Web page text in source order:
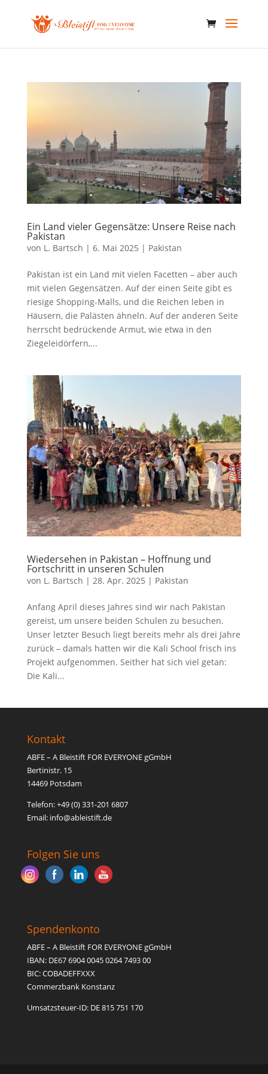
Ein Land vieler Gegensätze: Unsere Reise nach
Pakistan
von L. Bartsch | 6. Mai 2025 | Pakistan
Pakistan ist ein Land mit vielen Facetten – aber auch
mit vielen Gegensätzen. Auf der einen Seite gibt es
riesige Shopping-Malls, und die Reichen leben in
Häusern, die Palästen ähneln. Auf der anderen Seite
herrscht bedrückende Armut, wie etwa in den
Ziegeleidörfern,...
Wiedersehen in Pakistan – Hoffnung und
Fortschritt in unseren Schulen
von L. Bartsch | 28. Apr. 2025 | Pakistan
Anfang April dieses Jahres sind wir nach Pakistan
gereist, um unsere beiden Schulen zu besuchen.
Unser letzter Besuch liegt bereits mehr als drei Jahre
zurück – damals hatten wir die Kali School frisch ins
Projekt aufgenommen. Seither hat sich viel getan:
Die Kali...
Kontakt
ABFE – A Bleistift FOR EVERYONE gGmbH
Bertinistr. 15
14469 Potsdam
Telefon: +49 (0) 331-201 6807
Email: info@ableistift.de
Folgen Sie uns
Spendenkonto
ABFE – A Bleistift FOR EVERYONE gGmbH
IBAN: DE67 6904 0045 0264 7493 00
BIC: COBADEFFXXX
Commerzbank Konstanz
Umsatzsteuer-ID: DE 815 751 170